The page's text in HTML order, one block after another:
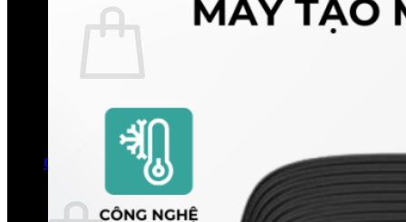
Quay trở lại cửa hàng
0
Giỏ hàng